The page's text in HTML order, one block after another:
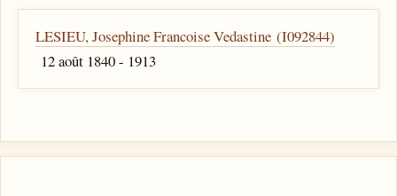
LESIEU, Josephine Francoise Vedastine (I092844)
12 août 1840 - 1913